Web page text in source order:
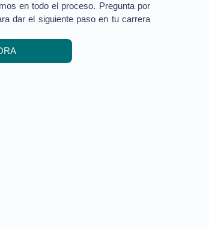
en todo el proceso. Pregunta por
dar el siguiente paso en tu carrera